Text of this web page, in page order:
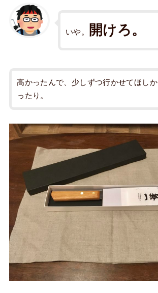
いや。 開けろ。
高かったんで、少しずつ行かせてほしか
ったり。